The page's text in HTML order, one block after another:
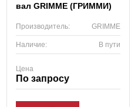
вал GRIMME (ГРИММИ)
Производитель: GRIMME
Наличие: В пути
Цена
По запросу